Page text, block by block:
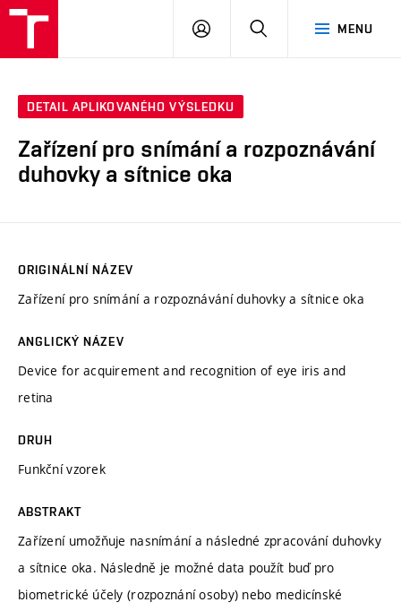
MENU
PŘIHLÁSIT
DETAIL APLIKOVANÉHO VÝSLEDKU
Zařízení pro snímání a rozpoznávání
duhovky a sítnice oka
ORIGINÁLNÍ NÁZEV
Zařízení pro snímání a rozpoznávání duhovky a sítnice oka
ANGLICKÝ NÁZEV
Device for acquirement and recognition of eye iris and
retina
DRUH
Funkční vzorek
ABSTRAKT
Zařízení umožňuje nasnímání a následné zpracování duhovky
a sítnice oka. Následně je možné data použít buď pro
biometrické účely (rozpoznání osoby) nebo medicínské